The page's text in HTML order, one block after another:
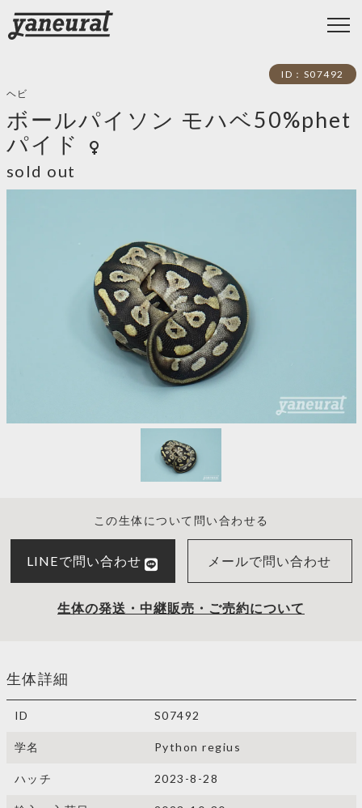
この生体について問い合わせる
LINEで問い合わせ メールで問い合わせ
生体の発送・中継販売・ご売約について
ID：S07492
ヘビ
ボールパイソン モハベ50%phet
パイド
female
sold out
生体詳細
ID S07492
学名 Python regius
ハッチ 2023-8-28